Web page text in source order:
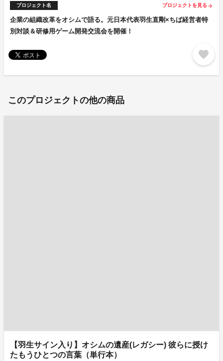
プロジェクト名 プロジェクトを見る arrow_forward
企業の組織改革をオシムで語る。元日本代表羽生直剛×ちば経営者特
別対談＆研修用ゲーム開発交流会を開催！
favorite
このプロジェクトの他の商品
【羽生サイン入り】オシムの遺産(レガシー) 彼らに授け
たもうひとつの言葉（単行本）